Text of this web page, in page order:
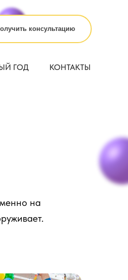
консультацию
КОНТАКТЫ
ГОД
на